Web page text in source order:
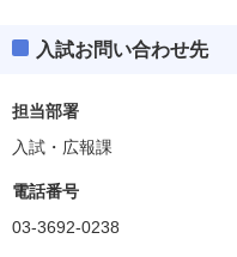
入試お問い合わせ先
担当部署
入試・広報課
電話番号
03-3692-0238